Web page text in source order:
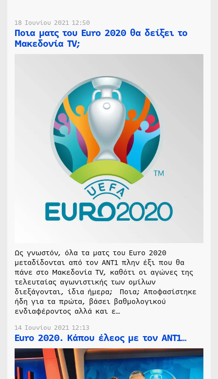
18 Ιουνίου 2021 12:50
Ποια ματς του Euro 2020 θα δείξει το
Μακεδονία ΤV;
Ως γνωστόν, όλα τα ματς του Euro 2020
μεταδίδονται από τον ΑΝΤ1 πλην έξι που θα
πάνε στο Μακεδονία ΤV, καθότι οι αγώνες της
τελευταίας αγωνιστικής των ομίλων
διεξάγονται, ίδια ήμερα; Ποια; Αποφασίστηκε
ήδη για τα πρώτα, βάσει βαθμολογικού
ενδιαφέροντος αλλά και ε…
14 Ιουνίου 2021 12:13
Euro 2020. Κάπου έλεος με τον ΑΝΤ1…